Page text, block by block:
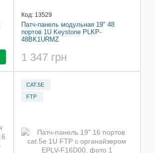
Код: 13529
Патч-панель модульная 19" 48
портов 1U Keystone PLKP-
48BK1URMZ
1 347 грн
CAT.5E
FTP